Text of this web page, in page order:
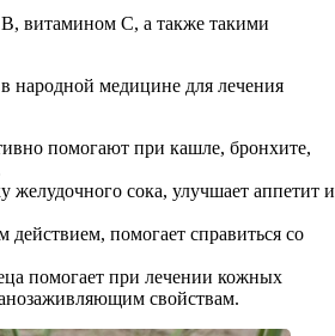
витамином С, а также такими
в народной медицине для лечения
помогают при кашле, бронхите,
желудочного сока, улучшает аппетит и
помогает справиться со
помогает при лечении кожных
свойствам.